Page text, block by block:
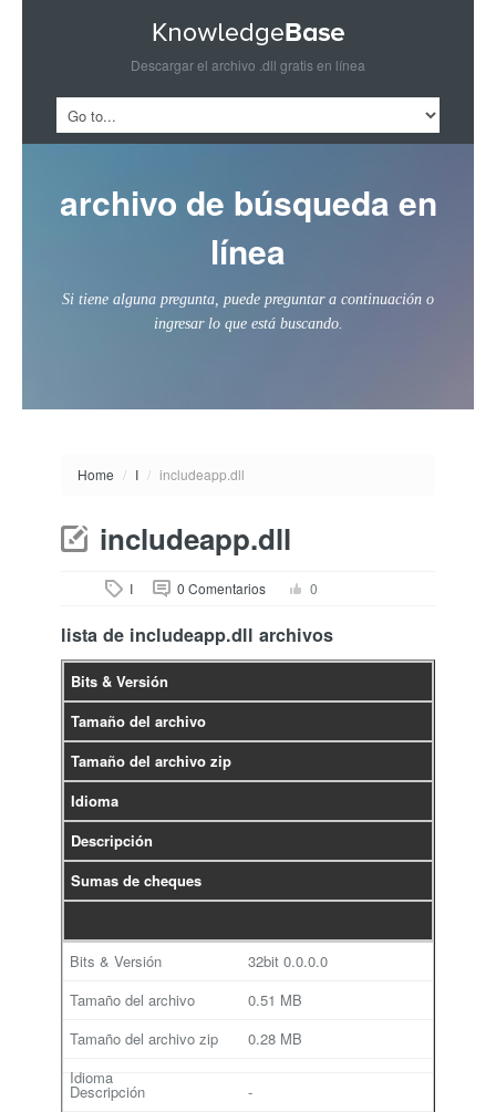
Descargar el archivo .dll gratis en línea
archivo de búsqueda en
línea
Si tiene alguna pregunta, puede preguntar a continuación o
ingresar lo que está buscando.
Home / I / includeapp.dll
includeapp.dll
I 0 Comentarios 0
lista de includeapp.dll archivos
Bits & Versión
Tamaño del archivo
Tamaño del archivo zip
Idioma
Descripción
Sumas de cheques
32bit 0.0.0.0
0.51 MB
0.28 MB
-